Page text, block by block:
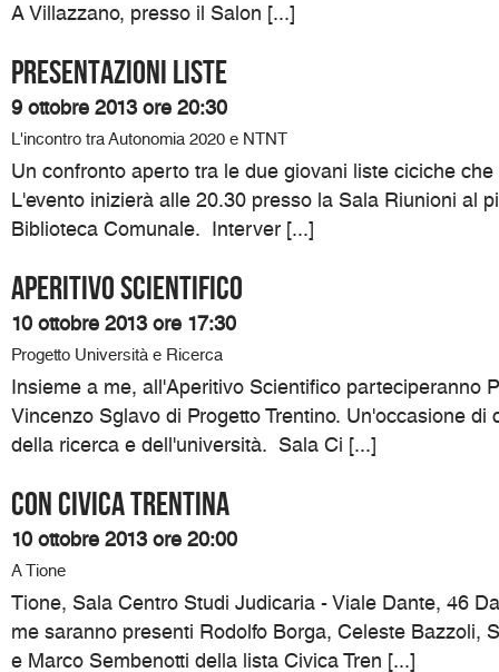
A Villazzano, presso il Salon [...]
PRESENTAZIONI LISTE
9 ottobre 2013 ore 20:30
L'incontro tra Autonomia 2020 e NTNT
Un confronto aperto tra le due giovani liste ciciche
L'evento inizierà alle 20.30 presso la Sala Riunioni al
Biblioteca Comunale. Interver [...]
Aperitivo Scientifico
10 ottobre 2013 ore 17:30
Progetto Università e Ricerca
Insieme a me, all'Aperitivo Scientifico parteciperanno
Vincenzo Sglavo di Progetto Trentino. Un'occasione di
della ricerca e dell'università. Sala Ci [...]
Con Civica Trentina
10 ottobre 2013 ore 20:00
A Tione
Tione, Sala Centro Studi Judicaria - Viale Dante, 46
me saranno presenti Rodolfo Borga, Celeste Bazzoli,
e Marco Sembenotti della lista Civica Tren [...]